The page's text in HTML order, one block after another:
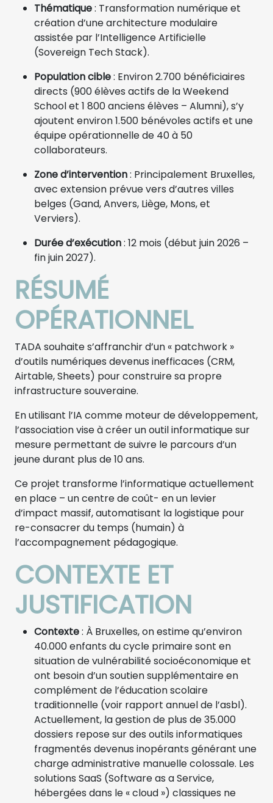
Thématique: Transformation numérique et
création d’une architecture modulaire
assistée par l’Intelligence Artificielle
(Sovereign Tech Stack).
Population cible: Environ 2.700 bénéficiaires
directs (900 élèves actifs de la Weekend
School et 1 800 anciens élèves – Alumni), s’y
ajoutent environ 1.500 bénévoles actifs et une
équipe opérationnelle de 40 à 50
collaborateurs.
Zone d’intervention: Principalement Bruxelles,
avec extension prévue vers d’autres villes
belges (Gand, Anvers, Liège, Mons, et
Verviers).
Durée d’exécution: 12 mois (début juin 2026 –
fin juin 2027).
RÉSUMÉ
OPÉRATIONNEL
TADA souhaite s’affranchir d’un « patchwork »
d’outils numériques devenus inefficaces (CRM,
Airtable, Sheets) pour construire sa propre
infrastructure souveraine.
En utilisant l’IA comme moteur de développement,
l’association vise à créer un outil informatique sur
mesure permettant de suivre le parcours d’un
jeune durant plus de 10 ans.
Ce projet transforme l’informatique actuellement
en place – un centre de coût- en un levier
d’impact massif, automatisant la logistique pour
re-consacrer du temps (humain) à
l’accompagnement pédagogique.
CONTEXTE ET
JUSTIFICATION
Contexte: À Bruxelles, on estime qu’environ
40.000 enfants du cycle primaire sont en
situation de vulnérabilité socioéconomique et
ont besoin d’un soutien supplémentaire en
complément de l’éducation scolaire
traditionnelle (voir rapport annuel de l’asbl).
Actuellement, la gestion de plus de 35.000
dossiers repose sur des outils informatiques
fragmentés devenus inopérants générant une
charge administrative manuelle colossale. Les
solutions SaaS (Software as a Service,
hébergées dans le « cloud ») classiques ne